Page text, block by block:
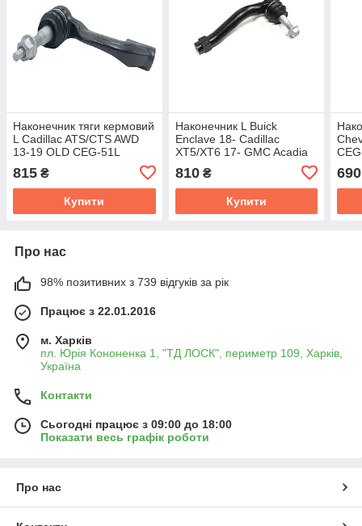
Наконечник тяги кермовий
L Cadillac ATS/CTS AWD
13-19 OLD CEG-51L
(пропр-во CTR) CE0178L
815 ₴
Купити
Наконечник L Buick
Enclave 18- Cadillac
XT5/XT6 17- GMC Acadia
17- OLD CEG-59L (пр-во
CTR) CE0880L
810₴
Купити
690
Про нас
98% позитивних з 739 відгуків за рік
Працює з 22.01.2016
м. Харків
пл. Юрія Кононенка 1, "ТД ЛОСК", периметр 109, Харків,
Україна
Контакти
Сьогодні працює з 09:00 до 18:00
Показати весь графік роботи
Про нас